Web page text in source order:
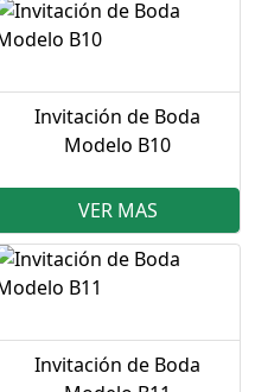
Invitación de Boda
Modelo B10
VER MAS
Invitación de Boda